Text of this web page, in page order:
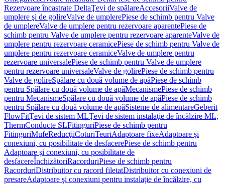
Rezervoare încastrate DeltaŢevi de spălareAccesoriiValve de
umplere şi de golireValve de umplerePiese de schimb pentru Valve
de umplereValve de umplere pentru rezervoare aparentePiese de
schimb pentru Valve de umplere pentru rezervoare aparenteValve de
umplere pentru rezervoare ceramicePiese de schimb pentru Valve de
umplere pentru rezervoare ceramiceValve de umplere pentru
rezervoare universalePiese de schimb pentru Valve de umplere
pentru rezervoare universaleValve de golirePiese de schimb pentru
Valve de golireSpălare cu două volume de apăPiese de schimb
pentru Spălare cu două volume de apăMecanismePiese de schimb
pentru MecanismeSpălare cu două volume de apăPiese de schimb
pentru Spălare cu două volume de apăSisteme de alimentareGeberit
FlowFitŢevi de sistem MLŢevi de sistem instalaţie de încălzire ML,
ThermConducte SLFitinguriPiese de schimb pentru
FitinguriMufeReducţiiCoturiTeuriAdaptoare fixeAdaptoare şi
conexiuni, cu posibilitate de desfacerePiese de schimb pentru
Adaptoare şi conexiuni, cu posibilitate de
desfacereÎnchizătoriRacorduriPiese de schimb pentru
RacorduriDistribuitor cu racord filetatDistribuitor cu conexiuni de
presareAdaptoare şi conexiuni pentru instalaţie de încălzire, cu